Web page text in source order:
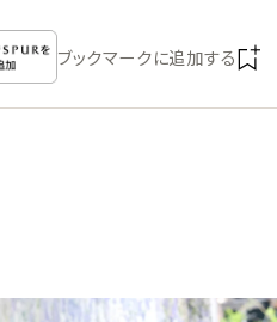
ブックマークに追加する